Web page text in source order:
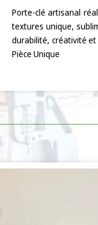
Porte-clé artisanal
textures unique,
durabilité, créativité et
Pièce Unique